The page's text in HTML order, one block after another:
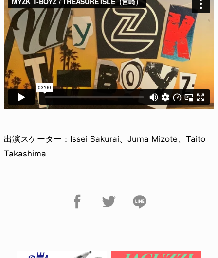
出演スケーター：Issei Sakurai、Juma Mizote、Taito
Takashima